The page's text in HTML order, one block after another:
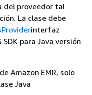
del proveedor tal
La clase debe
interfaz
para Java versión
Amazon EMR, solo
Java